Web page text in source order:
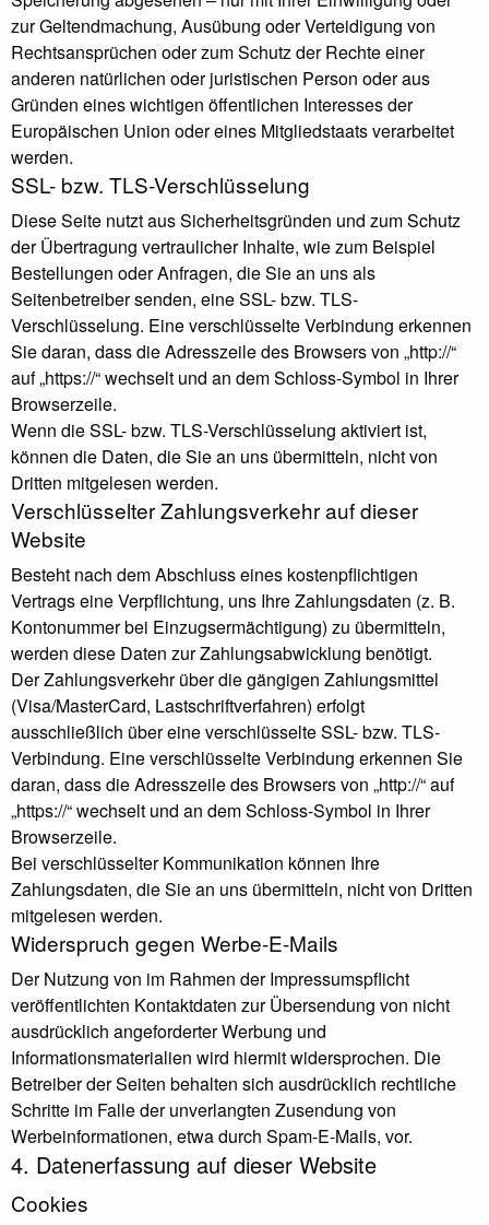
zur Geltendmachung, Ausübung oder Verteidigung von
Rechtsansprüchen oder zum Schutz der Rechte einer
anderen natürlichen oder juristischen Person oder aus
Gründen eines wichtigen öffentlichen Interesses der
Europäischen Union oder eines Mitgliedstaats verarbeitet
werden.
SSL- bzw. TLS-Verschlüsselung
Diese Seite nutzt aus Sicherheitsgründen und zum Schutz
der Übertragung vertraulicher Inhalte, wie zum Beispiel
Bestellungen oder Anfragen, die Sie an uns als
Seitenbetreiber senden, eine SSL- bzw. TLS-
Verschlüsselung. Eine verschlüsselte Verbindung erkennen
Sie daran, dass die Adresszeile des Browsers von „http://“
auf „https://“ wechselt und an dem Schloss-Symbol in Ihrer
Browserzeile.
Wenn die SSL- bzw. TLS-Verschlüsselung aktiviert ist,
können die Daten, die Sie an uns übermitteln, nicht von
Dritten mitgelesen werden.
Verschlüsselter Zahlungsverkehr auf dieser
Website
Besteht nach dem Abschluss eines kostenpflichtigen
Vertrags eine Verpflichtung, uns Ihre Zahlungsdaten (z. B.
Kontonummer bei Einzugsermächtigung) zu übermitteln,
werden diese Daten zur Zahlungsabwicklung benötigt.
Der Zahlungsverkehr über die gängigen Zahlungsmittel
(Visa/MasterCard, Lastschriftverfahren) erfolgt
ausschließlich über eine verschlüsselte SSL- bzw. TLS-
Verbindung. Eine verschlüsselte Verbindung erkennen Sie
daran, dass die Adresszeile des Browsers von „http://“ auf
„https://“ wechselt und an dem Schloss-Symbol in Ihrer
Browserzeile.
Bei verschlüsselter Kommunikation können Ihre
Zahlungsdaten, die Sie an uns übermitteln, nicht von Dritten
mitgelesen werden.
Widerspruch gegen Werbe-E-Mails
Der Nutzung von im Rahmen der Impressumspflicht
veröffentlichten Kontaktdaten zur Übersendung von nicht
ausdrücklich angeforderter Werbung und
Informationsmaterialien wird hiermit widersprochen. Die
Betreiber der Seiten behalten sich ausdrücklich rechtliche
Schritte im Falle der unverlangten Zusendung von
Werbeinformationen, etwa durch Spam-E-Mails, vor.
4. Datenerfassung auf dieser Website
Cookies